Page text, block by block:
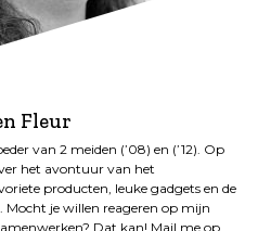
Fleur
van 2 meiden (’08) en (’12). Op
het avontuur van het
producten, leuke gadgets en de
Mocht je willen reageren op mijn
Dat kan! Mail me op